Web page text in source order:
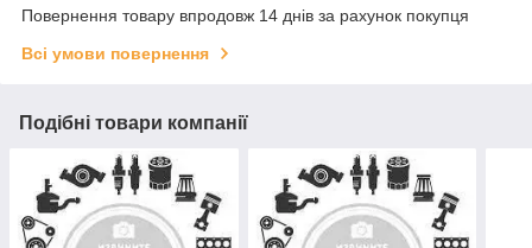
Повернення товару впродовж 14 днів за рахунок покупця
Всі умови повернення
Подібні товари компанії